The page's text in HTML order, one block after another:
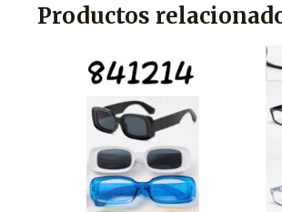
Productos
precio
original
₡1,500
precio
actual
es:
.
₡790